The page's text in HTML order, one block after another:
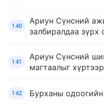
140
Ариун Сүнсний
залбиралдаа зүрх
141
Ариун Сүнсний
магтаалыг
142 Бурханы